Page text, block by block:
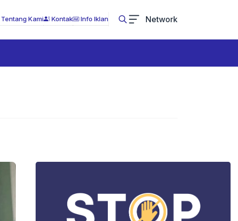
Tentang Kami Kontak Info Iklan Network